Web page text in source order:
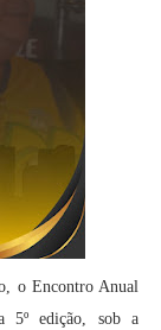
o Encontro Anual
5º edição, sob a